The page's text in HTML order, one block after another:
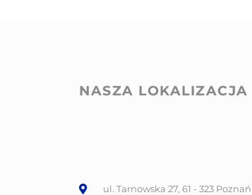
NASZA LOKALIZACJA
ul. Tarnowska 27, 61 - 323 Poznań